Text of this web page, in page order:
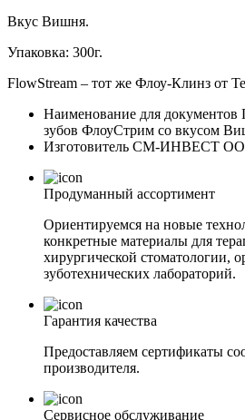
Вкус Вишня.
Упаковка: 300г.
FlowStream – тот же Флоу-Клинз от
Наименование для документов
зубов ФлоуСтрим со вкусом
Изготовитель СМ-ИНВЕСТ
Продуманный ассортимент
Ориентируемся на новые
конкретные материалы для
хирургической стоматологии,
зуботехнических лабораторий.
Гарантия качества
Предоставляем сертификаты
производителя.
Сервисное обслуживание